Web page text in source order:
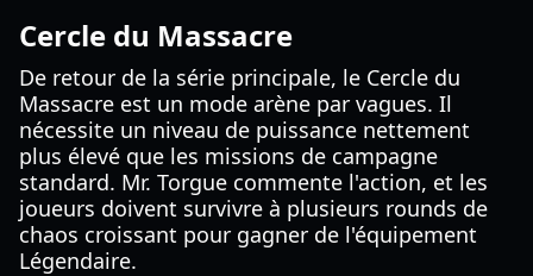
Cercle du Massacre
De retour de la série principale, le Cercle du
Massacre est un mode arène par vagues. Il
nécessite un niveau de puissance nettement
plus élevé que les missions de campagne
standard. Mr. Torgue commente l'action, et les
joueurs doivent survivre à plusieurs rounds de
chaos croissant pour gagner de l'équipement
Légendaire.